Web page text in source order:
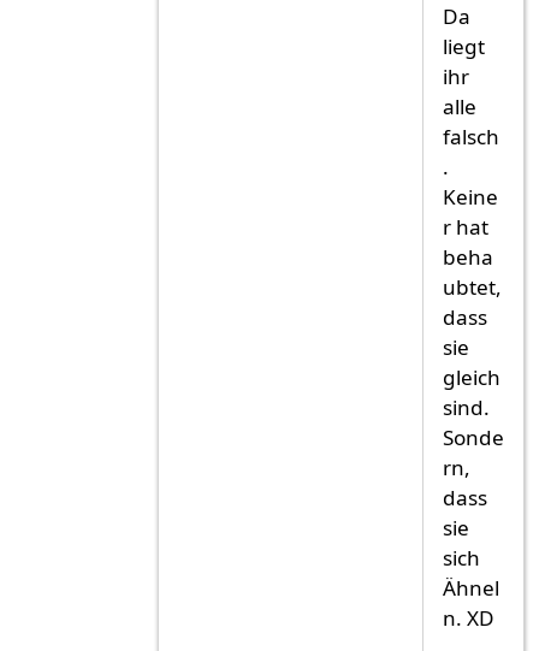
Da
liegt
ihr
alle
falsch
.
Keine
r hat
beha
ubtet,
dass
sie
gleich
sind.
Sonde
rn,
dass
sie
sich
Ähnel
n. XD